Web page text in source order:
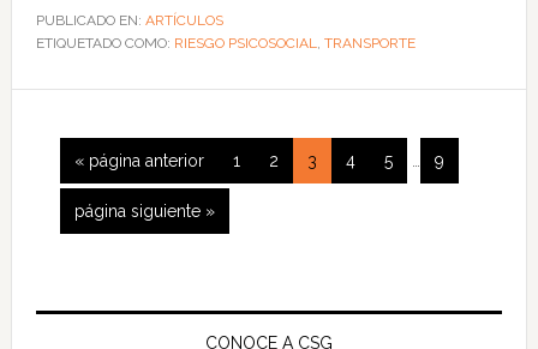
para
los
en
la
conducción
de
PUBLICADO EN: ARTÍCULOS
ETIQUETADO COMO: RIESGO PSICOSOCIAL, TRANSPORTE
« Ir
a
la
página anterior Página
1 Página
2 Página
3 Página
4 Página
5 Página
9
Ir
a
página siguiente »
Barra
CONOCE A CSG